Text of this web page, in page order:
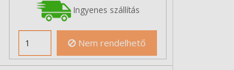
Ingyenes szállítás
Nem rendelhető